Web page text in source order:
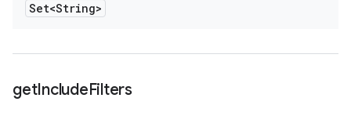
Set<String>
getIncludeFilters